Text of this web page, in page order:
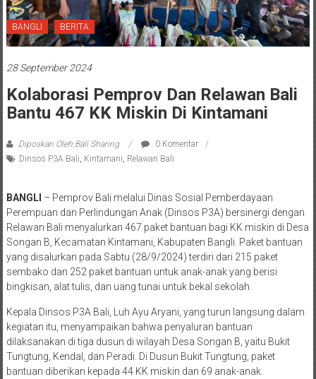
BANGLI BERITA
28 September 2024
Kolaborasi Pemprov Dan Relawan Bali
Bantu 467 KK Miskin Di Kintamani
Diposkan Oleh:Bali Sharing
0 Komentar
Dinsos P3A Bali Kintamani Relawan Bali
BANGLI – Pemprov Bali melalui Dinas Sosial Pemberdayaan
Perempuan dan Perlindungan Anak (Dinsos P3A) bersinergi dengan
Relawan Bali menyalurkan 467 paket bantuan bagi KK miskin di Desa
Songan B, Kecamatan Kintamani, Kabupaten Bangli. Paket bantuan
yang disalurkan pada Sabtu (28/9/2024) terdiri dari 215 paket
sembako dan 252 paket bantuan untuk anak-anak yang berisi
bingkisan, alat tulis, dan uang tunai untuk bekal sekolah.
Kepala Dinsos P3A Bali, Luh Ayu Aryani, yang turun langsung dalam
kegiatan itu, menyampaikan bahwa penyaluran bantuan
dilaksanakan di tiga dusun di wilayah Desa Songan B, yaitu Bukit
Tungtung, Kendal, dan Peradi. Di Dusun Bukit Tungtung, paket
bantuan diberikan kepada 44 KK miskin dan 69 anak-anak.